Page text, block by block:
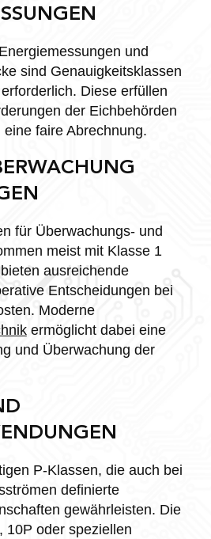
und
sind Genauigkeitsklassen
Diese erfüllen
der Eichbehörden
faire Abrechnung.
für Überwachungs- und
meist mit Klasse 1
ausreichende
Entscheidungen bei
Moderne
ermöglicht dabei eine
und Überwachung der
P-Klassen, die auch bei
definierte
gewährleisten. Die
10P oder speziellen